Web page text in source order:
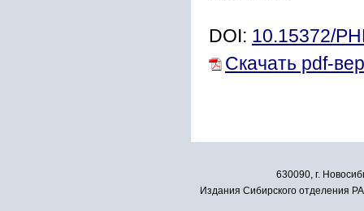
DOI: 10.15372/
Скачать pdf-
630090, г.
Издания Сибирского отделения